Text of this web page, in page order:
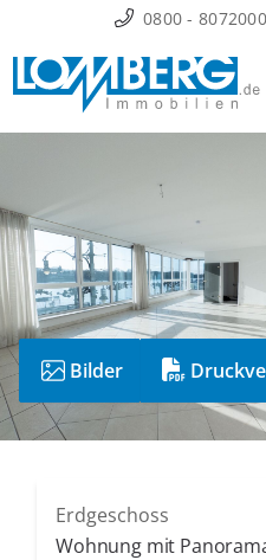
Inhalt
springen
0800 - 8072000
Bilder
Erdgeschoss
Wohnung mit